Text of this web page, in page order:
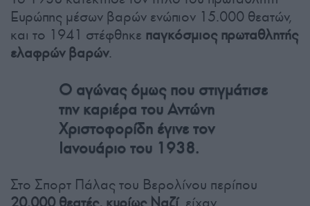
Ευρώπης μέσων βαρών ενώπιον 15.000 θεατών,
και το 1941 στέφθηκε παγκόσμιος πρωταθλητής
ελαφρών βαρών.
Ο αγώνας όμως που στιγμάτισε
την καριέρα του Αντώνη
Χριστοφορίδη έγινε τον
Ιανουάριο του 1938.
Στο Σπορτ Πάλας του Βερολίνου περίπου